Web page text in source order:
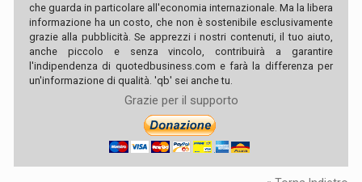
che guarda in particolare all'economia internazionale. Ma la libera
informazione ha un costo, che non è sostenibile esclusivamente
grazie alla pubblicità. Se apprezzi i nostri contenuti, il tuo aiuto,
anche piccolo e senza vincolo, contribuirà a garantire
l'indipendenza di quotedbusiness.com e farà la differenza per
un'informazione di qualità. 'qb' sei anche tu.
Grazie per il supporto